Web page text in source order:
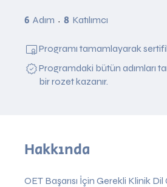
6 Adım 6 Adım
8 Katılımcı
Programı tamamlayarak
Programdaki bütün adımları
bir rozet kazanır.
Hakkında
OET Başarısı İçin Gerekli Klinik